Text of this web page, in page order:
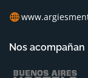
Nos acompañan